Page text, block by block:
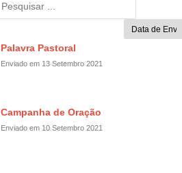
Palavra Pastoral
Enviado em 13 Setembro 2021
Campanha de Oração
Enviado em 10 Setembro 2021